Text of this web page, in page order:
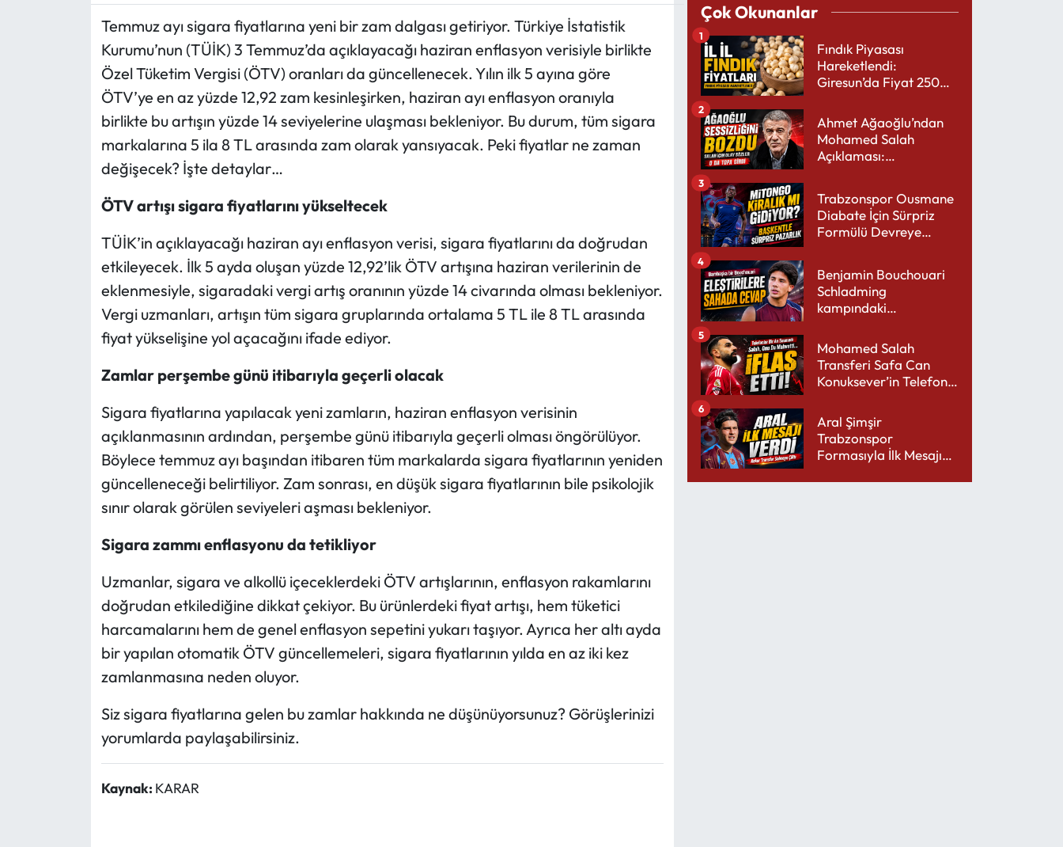
Temmuz ayı sigara fiyatlarına yeni bir zam dalgası getiriyor. Türkiye İstatistik
Kurumu’nun (TÜİK) 3 Temmuz’da açıklayacağı haziran enflasyon verisiyle birlikte
Özel Tüketim Vergisi (ÖTV) oranları da güncellenecek. Yılın ilk 5 ayına göre
ÖTV’ye en az yüzde 12,92 zam kesinleşirken, haziran ayı enflasyon oranıyla
birlikte bu artışın yüzde 14 seviyelerine ulaşması bekleniyor. Bu durum, tüm sigara
markalarına 5 ila 8 TL arasında zam olarak yansıyacak. Peki fiyatlar ne zaman
değişecek? İşte detaylar…
ÖTV artışı sigara fiyatlarını yükseltecek
TÜİK’in açıklayacağı haziran ayı enflasyon verisi, sigara fiyatlarını da doğrudan
etkileyecek. İlk 5 ayda oluşan yüzde 12,92’lik ÖTV artışına haziran verilerinin de
eklenmesiyle, sigaradaki vergi artış oranının yüzde 14 civarında olması bekleniyor.
Vergi uzmanları, artışın tüm sigara gruplarında ortalama 5 TL ile 8 TL arasında
fiyat yükselişine yol açacağını ifade ediyor.
Zamlar perşembe günü itibarıyla geçerli olacak
Sigara fiyatlarına yapılacak yeni zamların, haziran enflasyon verisinin
açıklanmasının ardından, perşembe günü itibarıyla geçerli olması öngörülüyor.
Böylece temmuz ayı başından itibaren tüm markalarda sigara fiyatlarının yeniden
güncelleneceği belirtiliyor. Zam sonrası, en düşük sigara fiyatlarının bile psikolojik
sınır olarak görülen seviyeleri aşması bekleniyor.
Sigara zammı enflasyonu da tetikliyor
Uzmanlar, sigara ve alkollü içeceklerdeki ÖTV artışlarının, enflasyon rakamlarını
doğrudan etkilediğine dikkat çekiyor. Bu ürünlerdeki fiyat artışı, hem tüketici
harcamalarını hem de genel enflasyon sepetini yukarı taşıyor. Ayrıca her altı ayda
bir yapılan otomatik ÖTV güncellemeleri, sigara fiyatlarının yılda en az iki kez
zamlanmasına neden oluyor.
Siz sigara fiyatlarına gelen bu zamlar hakkında ne düşünüyorsunuz? Görüşlerinizi
yorumlarda paylaşabilirsiniz.
Kaynak: KARAR
Çok Okunanlar
Fındık Piyasası
Hareketlendi:
Giresun’da Fiyat 250
1
Ahmet Ağaoğlu’ndan
Mohamed Salah
Açıklaması:
Yakışır
2
Trabzonspor Ousmane
Diabate İçin Sürpriz
Formülü Devreye
3
Benjamin Bouchouari
Schladming
kampındaki
4
Mohamed Salah
Transferi Safa Can
Konuksever’in Telefon
5
Aral Şimşir
Trabzonspor
Formasıyla İlk Mesajını
6